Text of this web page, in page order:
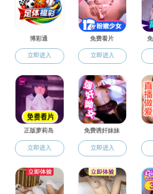
学系导航
小黄书文化